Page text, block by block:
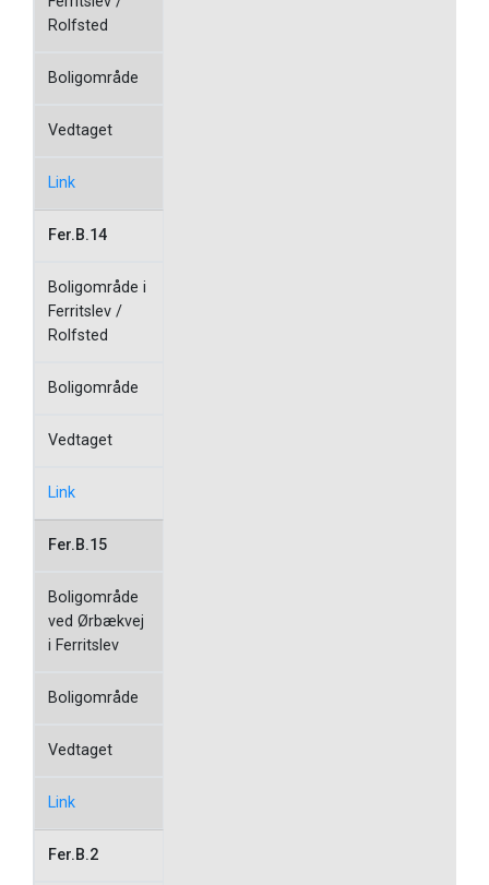
Rolfsted
Boligområde
Vedtaget
Link
Fer.B.14
Boligområde i
Ferritslev /
Rolfsted
Boligområde
Vedtaget
Link
Fer.B.15
Boligområde
ved Ørbækvej
i Ferritslev
Boligområde
Vedtaget
Link
Fer.B.2